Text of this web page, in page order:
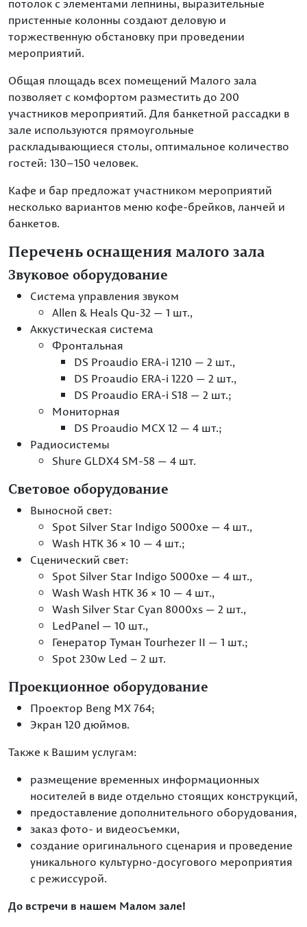
пристенные колонны создают деловую и
торжественную обстановку при проведении
мероприятий.
Общая площадь всех помещений Малого зала
позволяет с комфортом разместить до 200
участников мероприятий. Для банкетной рассадки в
зале используются прямоугольные
раскладывающиеся столы, оптимальное количество
гостей: 130–150 человек.
Кафе и бар предложат участником мероприятий
несколько вариантов меню кофе-брейков, ланчей и
банкетов.
Перечень оснащения малого зала
Звуковое оборудование
Система управления звуком
Allen & Heals Qu-32 — 1 шт.,
Аккустическая система
Фронтальная
DS Proaudio ERA-i 1210 — 2 шт.,
DS Proaudio ERA-i 1220 — 2 шт.,
DS Proaudio ERA-i S18 — 2 шт.;
Мониторная
DS Proaudio MCX 12 — 4 шт.;
Радиосистемы
Shure GLDX4 SM-58 — 4 шт.
Световое оборудование
Выносной свет:
Spot Silver Star Indigo 5000xe — 4 шт.,
Wash HTK 36 × 10 — 4 шт.;
Сценический свет:
Spot Silver Star Indigo 5000xe — 4 шт.,
Wash Wash HTK 36 × 10 — 4 шт.,
Wash Silver Star Cyan 8000xs — 2 шт.,
LedPanel — 10 шт.,
Генератор Туман Tourhezer II — 1 шт.;
Spot 230w Led – 2 шт.
Проекционное оборудование
Проектор Beng MX 764;
Экран 120 дюймов.
Также к Вашим услугам:
размещение временных информационных
носителей в виде отдельно стоящих конструкций,
предоставление дополнительного оборудования,
заказ фото- и видеосъемки,
создание оригинального сценария и проведение
уникального культурно-досугового мероприятия
с режиссурой.
До встречи в нашем Малом зале!